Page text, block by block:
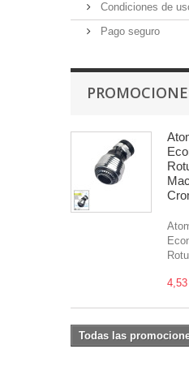
Condiciones de
Pago seguro
Todas las